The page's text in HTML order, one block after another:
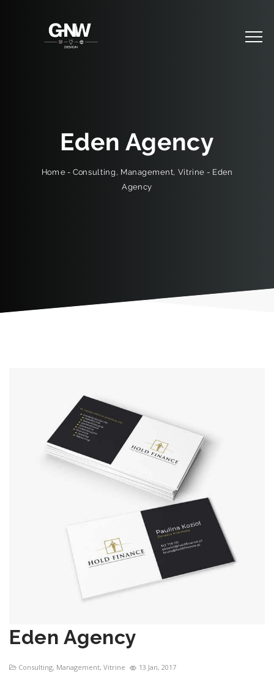
Eden Agency
Home-Consulting, Management, Vitrine- Eden
Agency
Eden Agency
Consulting, Management, Vitrine 13 Jan, 2017